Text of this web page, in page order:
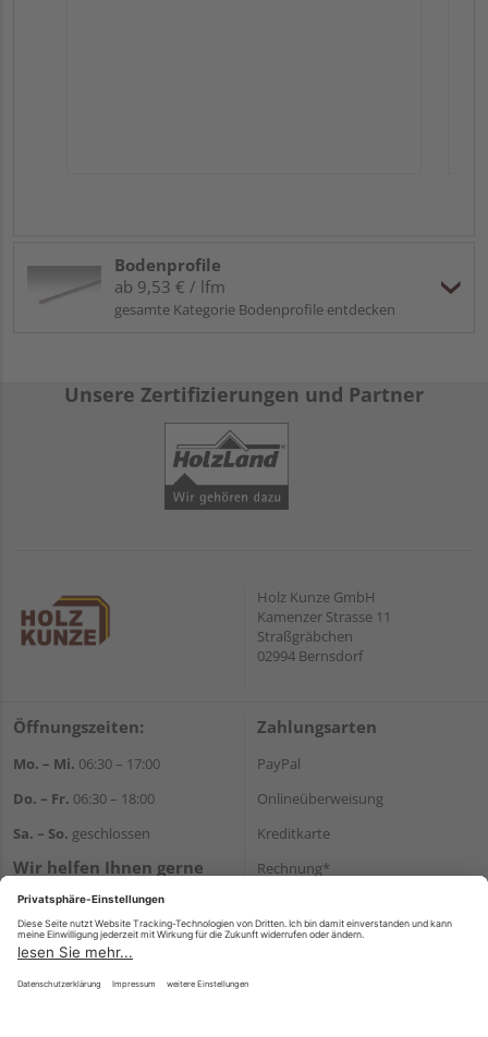
Bodenprofile
ab 9,53 € / lfm
gesamte Kategorie Bodenprofile entdecken
Unsere Zertifizierungen und Partner
Holz Kunze GmbH
Kamenzer Strasse 11
Straßgräbchen
02994 Bernsdorf
Öffnungszeiten:
Mo. – Mi. 06:30 – 17:00
Do. – Fr. 06:30 – 18:00
Sa. – So. geschlossen
Wir helfen Ihnen gerne
weiter
+49 35723 23123
E-Mail:info@holz-kunze.de
Zahlungsarten
PayPal
Onlineüberweisung
Kreditkarte
Rechnung*
Versand